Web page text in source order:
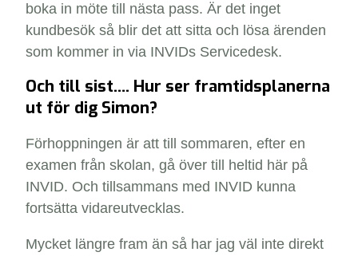
boka in möte till nästa pass. Är det inget
kundbesök så blir det att sitta och lösa ärenden
som kommer in via INVIDs Servicedesk.
Och till sist…. Hur ser framtidsplanerna
ut för dig Simon?
Förhoppningen är att till sommaren, efter en
examen från skolan, gå över till heltid här på
INVID. Och tillsammans med INVID kunna
fortsätta vidareutvecklas.
Mycket längre fram än så har jag väl inte direkt